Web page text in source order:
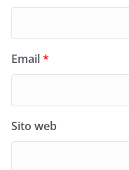
Email*
Sito web